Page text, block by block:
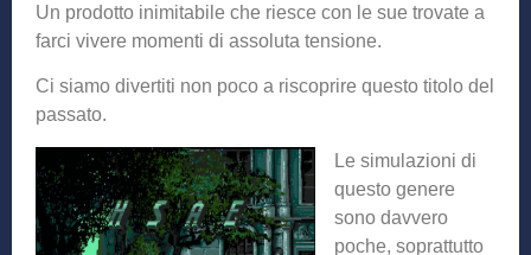
Un prodotto inimitabile che riesce con le sue trovate a
farci vivere momenti di assoluta tensione.
Ci siamo divertiti non poco a riscoprire questo titolo del
passato.
Le simulazioni di
questo genere
sono davvero
poche, soprattutto